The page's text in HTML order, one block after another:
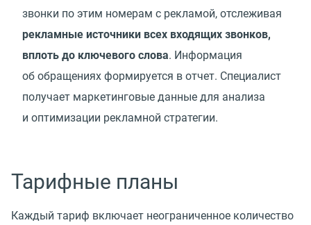
звонки по этим номерам с рекламой, отслеживая
рекламные источники всех входящих звонков,
вплоть до ключевого слова. Информация
об обращениях формируется в отчет. Специалист
получает маркетинговые данные для анализа
и оптимизации рекламной стратегии.
Тарифные планы
Каждый тариф включает неограниченное количество